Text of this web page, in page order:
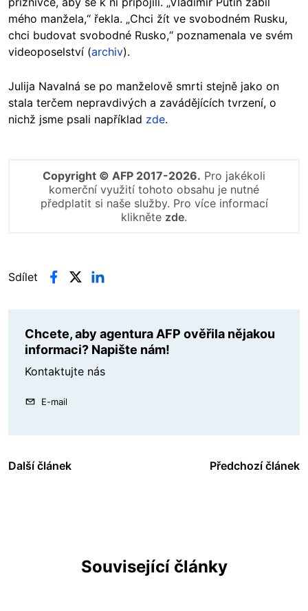
mého manžela,“ řekla. „Chci žít ve svobodném Rusku,
chci budovat svobodné Rusko,“ poznamenala ve svém
videoposelství (archiv).
Julija Navalná se po manželově smrti stejně jako on
stala terčem nepravdivých a zavádějících tvrzení, o
nichž jsme psali například zde.
Copyright © AFP 2017-2026. Pro jakékoli
komerční využití tohoto obsahu je nutné
předplatit si naše služby. Pro více informací
klikněte zde.
Sdílet
Chcete, aby agentura AFP ověřila nějakou
informaci? Napište nám!
Kontaktujte nás
E-mail
Další článek Předchozí článek
Související články